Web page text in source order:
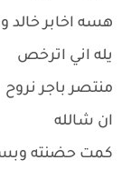
هسه اخابر خالد
يله اني اترخص
منتصر باجر نروح
ان شالله
كمت حضنته